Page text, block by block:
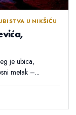
U NIKŠIĆU
je ubica,
metak –...